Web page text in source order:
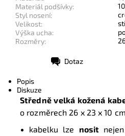
Materiál podšívky:
Styl nosení:
Velikost:
Výška ucha:
Rozměry:
Dotaz
Popis
Diskuze
Středně velká kožená
o rozměrech 26 x 23 x 10 cm
kabelku lze nosit nejen